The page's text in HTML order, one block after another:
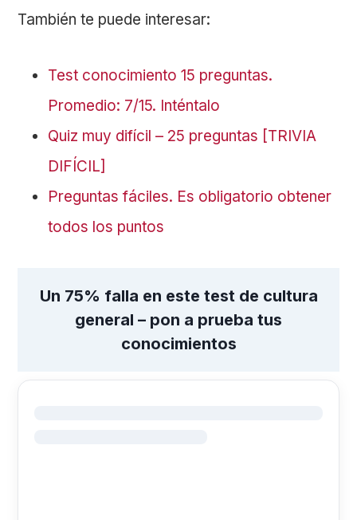
También te puede interesar:
Test conocimiento 15 preguntas.
Promedio: 7/15. Inténtalo
Quiz muy difícil – 25 preguntas [TRIVIA
DIFÍCIL]
Preguntas fáciles. Es obligatorio obtener
todos los puntos
Un 75% falla en este test de cultura
general – pon a prueba tus
conocimientos